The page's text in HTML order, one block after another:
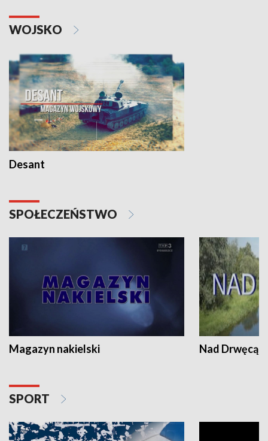
WOJSKO
Desant
SPOŁECZEŃSTWO
Magazyn nakielski Nad Drwęcą
SPORT